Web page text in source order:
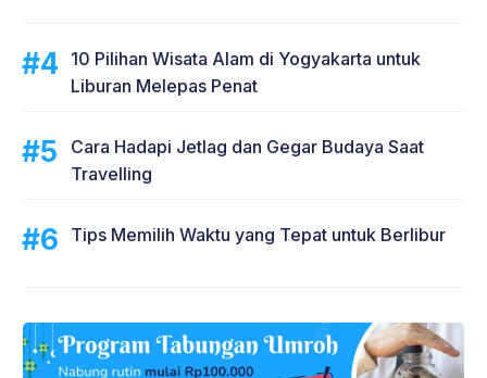
10 Pilihan Wisata Alam di Yogyakarta untuk
Liburan Melepas Penat
Cara Hadapi Jetlag dan Gegar Budaya Saat
Travelling
Tips Memilih Waktu yang Tepat untuk Berlibur